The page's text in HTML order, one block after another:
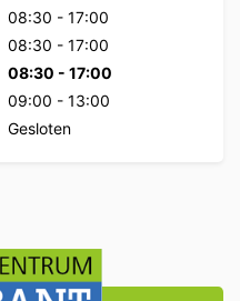
08:30 - 17:00
08:30 - 17:00
08:30 - 17:00
09:00 - 13:00
Gesloten